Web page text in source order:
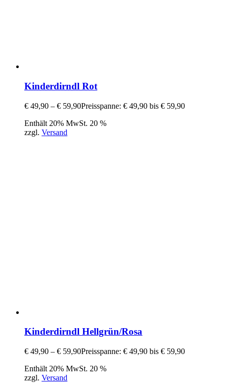
Kinderdirndl Rot
€ 49,90 – € 59,90Preisspanne: € 49,90 bis € 59,90
Enthält 20% MwSt. 20 %
zzgl. Versand
Kinderdirndl Hellgrün/Rosa
€ 49,90 – € 59,90Preisspanne: € 49,90 bis € 59,90
Enthält 20% MwSt. 20 %
zzgl. Versand